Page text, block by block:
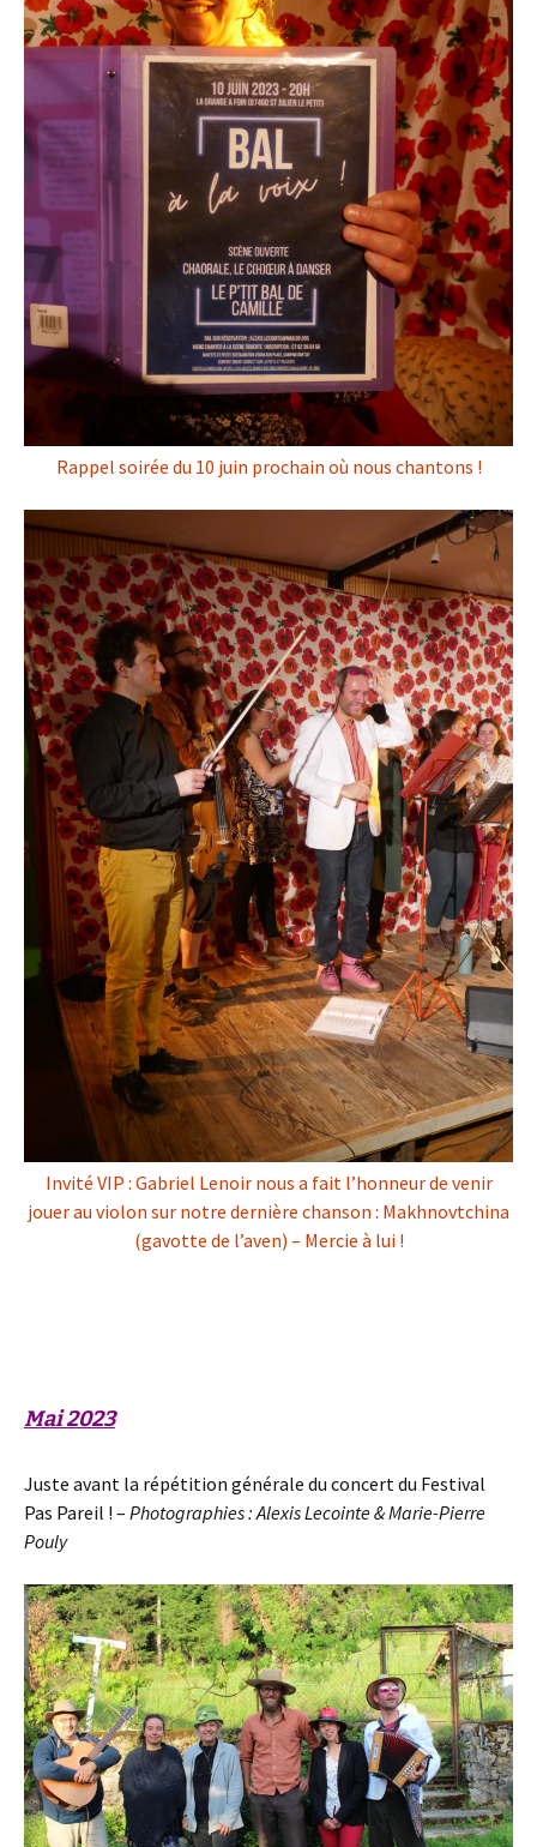
Rappel soirée du 10 juin prochain où nous chantons !
Invité VIP : Gabriel Lenoir nous a fait l’honneur de venir
jouer au violon sur notre dernière chanson : Makhnovtchina
(gavotte de l’aven) – Mercie à lui !
Mai 2023
Juste avant la répétition générale du concert du Festival
Pas Pareil ! – Photographies : Alexis Lecointe & Marie-Pierre
Pouly